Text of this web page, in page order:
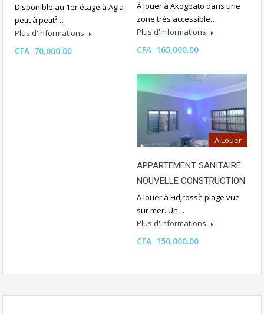
Disponible au 1er étage à Agla
petit à petit²…
Plus d'informations
CFA 70,000.00
À louer à Akogbato dans une
zone très accessible…
Plus d'informations
CFA 165,000.00
A Louer
APPARTEMENT SANITAIRE
NOUVELLE CONSTRUCTION
A louer à Fidjrossè plage vue
sur mer. Un…
Plus d'informations
CFA 150,000.00